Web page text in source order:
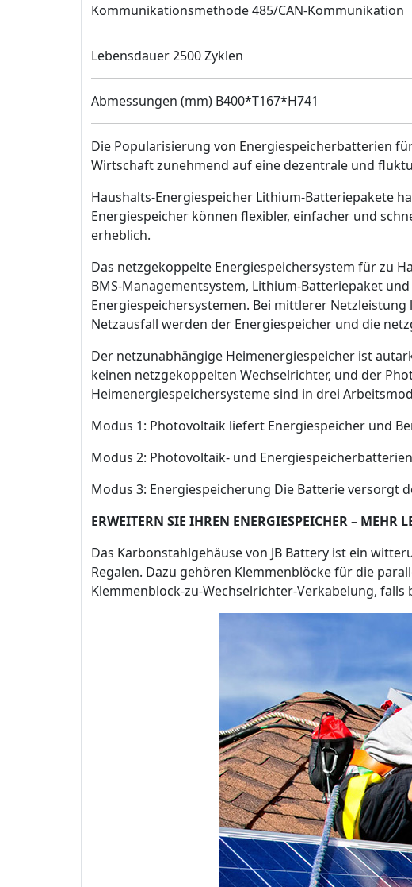
Kommunikationsmethode 485/CAN-Kommunikation
Lebensdauer 2500 Zyklen
Abmessungen (mm) B400*T167*H741
Die Popularisierung von Energiespeicherbatterien
Wirtschaft zunehmend auf eine dezentrale und
Haushalts-Energiespeicher Lithium-Batteriepakete
Energiespeicher können flexibler, einfacher und
erheblich.
Das netzgekoppelte Energiespeichersystem für zu
BMS-Managementsystem, Lithium-Batteriepaket
Energiespeichersystemen. Bei mittlerer
Netzausfall werden der Energiespeicher und die
Der netzunabhängige Heimenergiespeicher ist
keinen netzgekoppelten Wechselrichter, und der
Heimenergiespeichersysteme sind in drei
Modus 1: Photovoltaik liefert Energiespeicher und
Modus 2: Photovoltaik- und
Modus 3: Energiespeicherung Die Batterie versorgt
ERWEITERN SIE IHREN ENERGIESPEICHER – MEHR
Das Karbonstahlgehäuse von JB Battery ist ein
Regalen. Dazu gehören Klemmenblöcke für die
Klemmenblock-zu-Wechselrichter-Verkabelung, falls